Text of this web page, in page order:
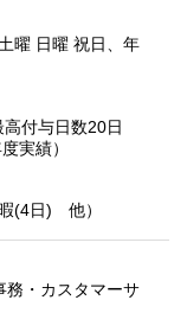
曜 日曜 祝日、年
付与日数20日
実績）
(4日) 他）
務・カスタマーサ